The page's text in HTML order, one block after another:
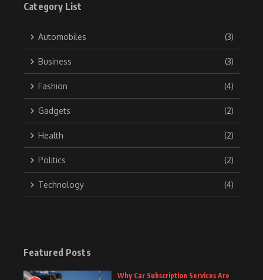
Category List
Automobiles (3)
Business (3)
Fashion (4)
Gadgets (2)
Health (2)
Politics (2)
Technology (4)
Featured Posts
Why Car Subscription Services Are